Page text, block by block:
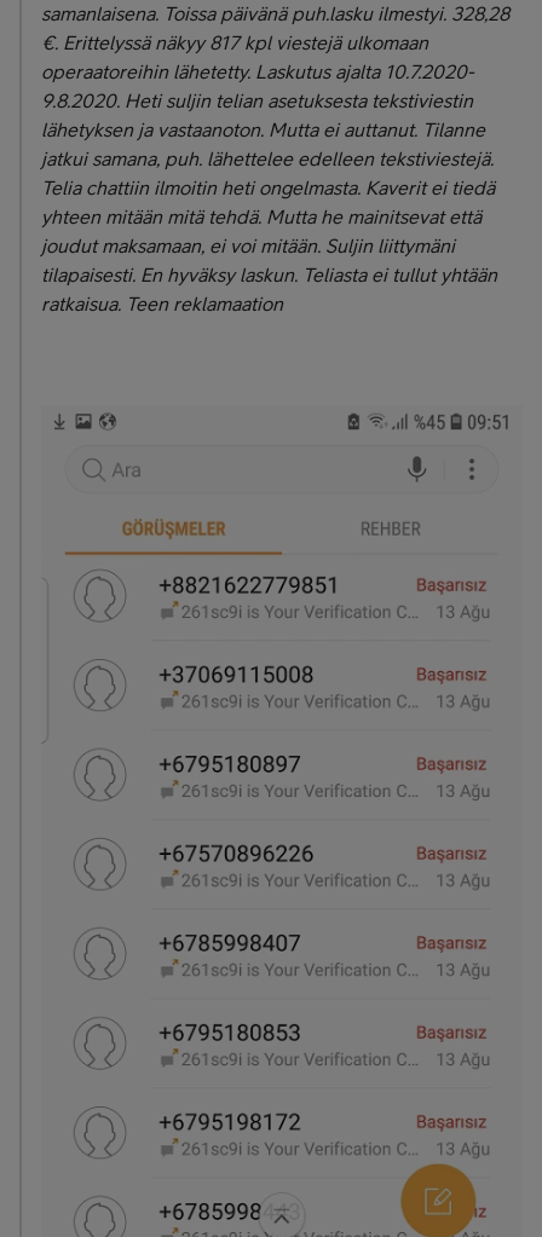
samanlaisena. Toissa päivänä puh.lasku ilmestyi. 328,28
€. Erittelyssä näkyy 817 kpl viestejä ulkomaan
operaatoreihin lähetetty. Laskutus ajalta 10.7.2020-
9.8.2020. Heti suljin telian asetuksesta tekstiviestin
lähetyksen ja vastaanoton. Mutta ei auttanut. Tilanne
jatkui samana, puh. lähettelee edelleen tekstiviestejä.
Telia chattiin ilmoitin heti ongelmasta. Kaverit ei tiedä
yhteen mitään mitä tehdä. Mutta he mainitsevat että
joudut maksamaan, ei voi mitään. Suljin liittymäni
tilapaisesti. En hyväksy laskun. Teliasta ei tullut yhtään
ratkaisua. Teen reklamaation